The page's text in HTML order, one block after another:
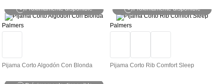
Próximamente disponible
Palmers
Pijama Corto Algodón Con Blonda
Próximamente disponible
Palmers
Pijama Corto Rib Comfort Sleep